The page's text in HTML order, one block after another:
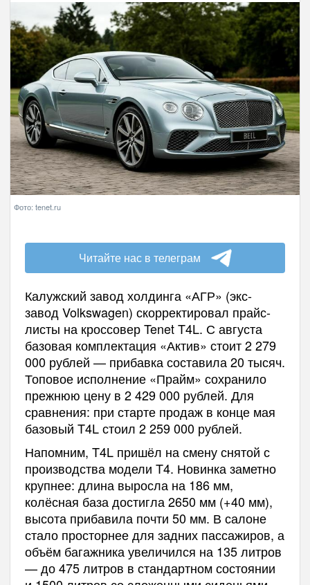
Фото: tenet.ru
Читайте нас в телеграм
Калужский завод холдинга «АГР» (экс-
завод Volkswagen) скорректировал прайс-
листы на кроссовер Tenet T4L. С августа
базовая комплектация «Актив» стоит 2 279
000 рублей — прибавка составила 20 тысяч.
Топовое исполнение «Прайм» сохранило
прежнюю цену в 2 429 000 рублей. Для
сравнения: при старте продаж в конце мая
базовый T4L стоил 2 259 000 рублей.
Напомним, T4L пришёл на смену снятой с
производства модели T4. Новинка заметно
крупнее: длина выросла на 186 мм,
колёсная база достигла 2650 мм (+40 мм),
высота прибавила почти 50 мм. В салоне
стало просторнее для задних пассажиров, а
объём багажника увеличился на 135 литров
— до 475 литров в стандартном состоянии